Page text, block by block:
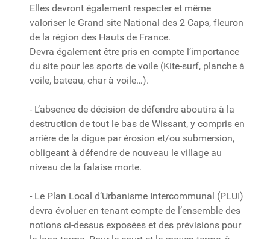
Elles devront également respecter et même
valoriser le Grand site National des 2 Caps, fleuron
de la région des Hauts de France.
Devra également être pris en compte l’importance
du site pour les sports de voile (Kite-surf, planche à
voile, bateau, char à voile…).
- L’absence de décision de défendre aboutira à la
destruction de tout le bas de Wissant, y compris en
arrière de la digue par érosion et/ou submersion,
obligeant à défendre de nouveau le village au
niveau de la falaise morte.
- Le Plan Local d’Urbanisme Intercommunal (PLUI)
devra évoluer en tenant compte de l’ensemble des
notions ci-dessus exposées et des prévisions pour